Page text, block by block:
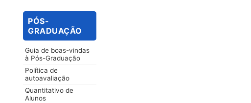
PÓS-
GRADUAÇÃO
Guia de boas-vindas
à Pós-Graduação
Política de
autoavaliação
Quantitativo de
Alunos